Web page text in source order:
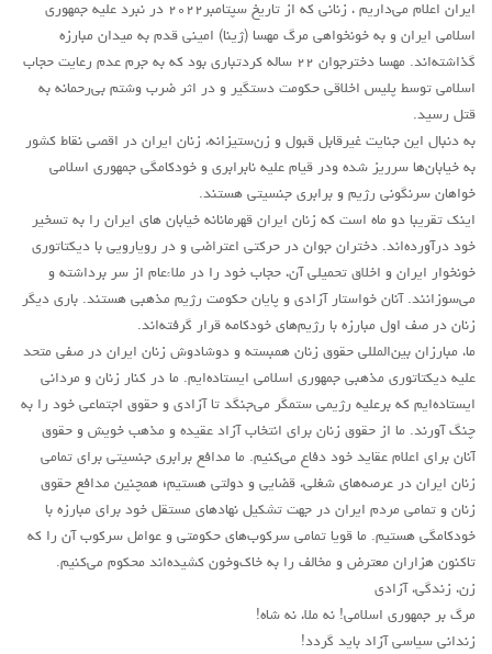
نقد
روشنفکران مارکسیست
فعالان کارگری
راه کارگر
حزب کمونیست ایران
کومله
اقلیت
مائوئیست ها – سربداران
IMT گرایش بین المللی مارکسیستی
آنارشیست ها
مارکسیسم
تروتسکیسم
ایران اعلام می‌داریم ، زنانی که از تاریخ سپتامبر۲۰۲۲ در نبرد علیه جمهوری
اسلامی ایران و به خونخواهی مرگ مهسا (ژینا) امینی قدم به میدان مبارزه
گذاشته‌اند. مهسا دخترجوان ۲۲ ساله کردتباری بود که به جرم عدم رعایت حجاب
اسلامی توسط پلیس اخلاقی حکومت دستگیر و در اثر ضرب وشتم بی‌رحمانه به
قتل رسید.
به دنبال این جنایت غیرقابل قبول و زن‌ستیزانه، زنان ایران در اقصی نقاط کشور
به خیابان‌ها سرریز شده ودر قیام علیه نابرابری و خودکامگی جمهوری اسلامی
خواهان سرنگونی رژیم و برابری جنسیتی هستند.
اینک تقریبا دو ماه است که زنان ایران قهرمانانه خیابان های ایران را به تسخیر
خود درآورده‌اند. دختران جوان در حرکتی اعتراضی و در رویارویی با دیکتاتوری
خونخوار ایران و اخلاق تحمیلی آن، حجاب خود را در ملاء‌عام از سر برداشته و
می‌سوزانند. آنان خواستار آزادی و پایان حکومت رژیم مذهبی هستند. باری دیگر
زنان در صف اول مبارزه با رژیم‌های خودکامه قرار گرفته‌اند.
ما، مبارزان بین‌المللی حقوق زنان همبسته و دوشادوش زنان ایران در صفی متحد
علیه دیکتاتوری مذهبی جمهوری اسلامی ایستاده‌ایم. ما در کنار زنان و مردانی
ایستاده‌ایم که برعلیه رژیمی ستمگر می‌جنگد تا آزادی و حقوق اجتماعی خود را به
چنگ آورند. ما از حقوق زنان برای انتخاب آزاد عقیده و مذهب خویش و حقوق
آنان برای اعلام عقاید خود دفاع می‌کنیم. ما مدافع برابری جنسیتی برای تمامی
زنان ایران در عرصه‌های شغلی، قضایی و دولتی هستیم؛ همچنین مدافع حقوق
زنان و تمامی مردم ایران در جهت تشکیل نهادهای مستقل خود برای مبارزه با
خودکامگی هستیم. ما قویا تمامی سرکوب‌های حکومتی و عوامل سرکوب آن را که
تاکنون هزاران معترض و مخالف را به خاک‌و‌خون کشیده‌اند محکوم می‌کنیم.
زن، زندگی، آزادی
مرگ بر جمهوری اسلامی! نه ملا، نه شاه!
زندانی سياسی آزاد بايد گردد!